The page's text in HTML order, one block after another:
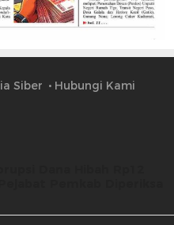
Siber Hubungi Kami